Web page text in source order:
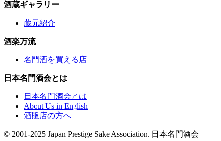
酒蔵ギャラリー
蔵元紹介
酒楽万流
名門酒を買える店
日本名門酒会とは
日本名門酒会とは
About Us in English
酒販店の方へ
© 2001-2025 Japan Prestige Sake Association. 日本名門酒会